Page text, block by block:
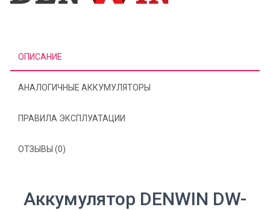
ОПИСАНИЕ
АНАЛОГИЧНЫЕ АККУМУЛЯТОРЫ
ПРАВИЛА ЭКСПЛУАТАЦИИ
ОТЗЫВЫ (0)
Аккумулятор DENWIN DW-